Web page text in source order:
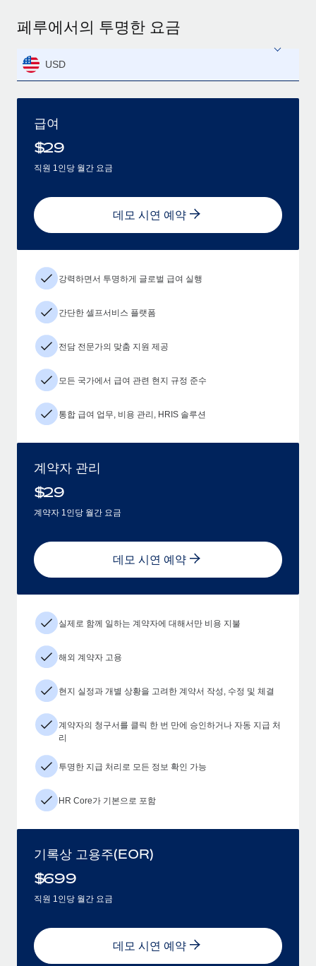
페루에서의 투명한 요금
USD
급여
$29
직원 1인당 월간 요금
데모 시연 예약
강력하면서 투명하게 글로벌 급여 실행
간단한 셀프서비스 플랫폼
전담 전문가의 맞춤 지원 제공
모든 국가에서 급여 관련 현지 규정 준수
통합 급여 업무, 비용 관리, HRIS 솔루션
계약자 관리
$29
계약자 1인당 월간 요금
데모 시연 예약
실제로 함께 일하는 계약자에 대해서만 비용 지불
해외 계약자 고용
현지 실정과 개별 상황을 고려한 계약서 작성, 수정 및 체결
계약자의 청구서를 클릭 한 번 만에 승인하거나 자동 지급 처
리
투명한 지급 처리로 모든 정보 확인 가능
HR Core가 기본으로 포함
기록상 고용주(EOR)
$699
직원 1인당 월간 요금
데모 시연 예약